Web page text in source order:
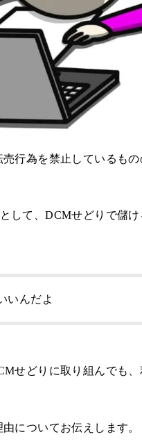
行為を禁止しているも
して、DCMせどりで儲
いんだよ
せどりに取り組んでも
についてお伝えします。